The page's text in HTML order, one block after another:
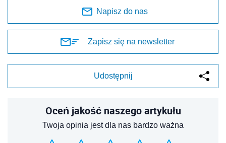
Napisz do nas
Zapisz się na newsletter
Udostępnij
Oceń jakość naszego artykułu
Twoja opinia jest dla nas bardzo ważna